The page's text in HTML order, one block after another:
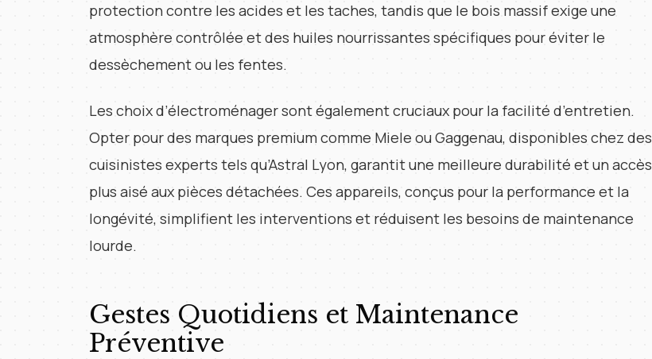
protection contre les acides et les taches, tandis que le bois massif exige une
atmosphère contrôlée et des huiles nourrissantes spécifiques pour éviter le
dessèchement ou les fentes.
Les choix d’électroménager sont également cruciaux pour la facilité d’entretien.
Opter pour des marques premium comme Miele ou Gaggenau, disponibles chez des
cuisinistes experts tels qu’Astral Lyon, garantit une meilleure durabilité et un accès
plus aisé aux pièces détachées. Ces appareils, conçus pour la performance et la
longévité, simplifient les interventions et réduisent les besoins de maintenance
lourde.
Gestes Quotidiens et Maintenance
Préventive